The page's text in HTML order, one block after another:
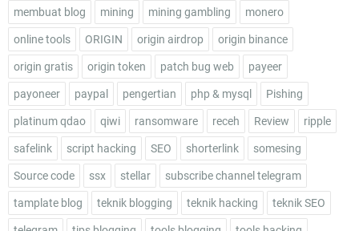
membuat blog mining mining gambling monero
online tools ORIGIN origin airdrop origin binance
origin gratis origin token patch bug web payeer
payoneer paypal pengertian php & mysql Pishing
platinum qdao qiwi ransomware receh Review ripple
safelink script hacking SEO shorterlink somesing
Source code ssx stellar subscribe channel telegram
tamplate blog teknik blogging teknik hacking teknik SEO